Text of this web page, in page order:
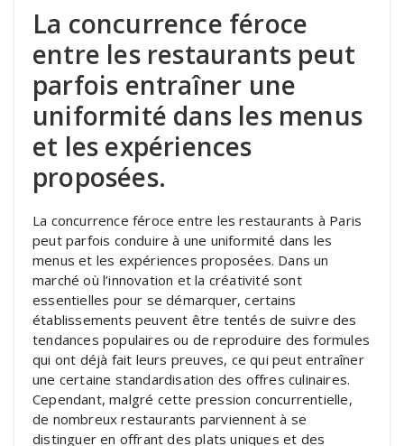
La concurrence féroce
entre les restaurants peut
parfois entraîner une
uniformité dans les menus
et les expériences
proposées.
La concurrence féroce entre les restaurants à Paris
peut parfois conduire à une uniformité dans les
menus et les expériences proposées. Dans un
marché où l’innovation et la créativité sont
essentielles pour se démarquer, certains
établissements peuvent être tentés de suivre des
tendances populaires ou de reproduire des formules
qui ont déjà fait leurs preuves, ce qui peut entraîner
une certaine standardisation des offres culinaires.
Cependant, malgré cette pression concurrentielle,
de nombreux restaurants parviennent à se
distinguer en offrant des plats uniques et des